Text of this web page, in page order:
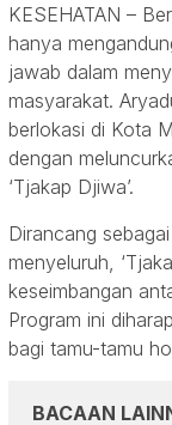
KESEHATAN –
hanya
jawab dalam
masyarakat.
berlokasi di Kota
dengan
‘Tjakap Djiwa’.
Dirancang
menyeluruh,
keseimbangan
Program ini
bagi tamu-tamu
BACAAN